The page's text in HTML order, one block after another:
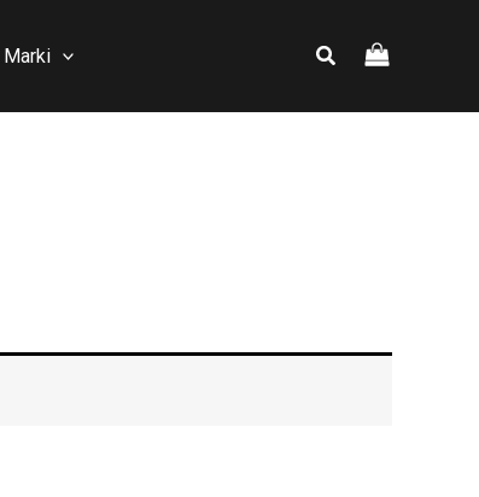
Marki